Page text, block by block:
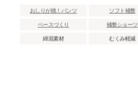
おしりが桃！パンツ ソフト補整
ベースづくり 補整ショーツ
綿混素材 むくみ軽減